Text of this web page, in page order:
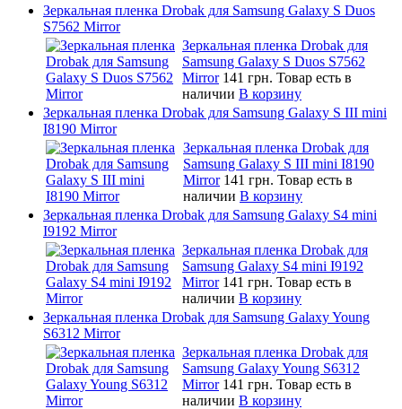
Зеркальная пленка Drobak для Samsung Galaxy S Duos
S7562 Mirror
Зеркальная пленка Drobak для
Samsung Galaxy S Duos S7562
Mirror 141 грн. Товар есть в
наличии В корзину
Зеркальная пленка Drobak для Samsung Galaxy S III mini
I8190 Mirror
Зеркальная пленка Drobak для
Samsung Galaxy S III mini I8190
Mirror 141 грн. Товар есть в
наличии В корзину
Зеркальная пленка Drobak для Samsung Galaxy S4 mini
I9192 Mirror
Зеркальная пленка Drobak для
Samsung Galaxy S4 mini I9192
Mirror 141 грн. Товар есть в
наличии В корзину
Зеркальная пленка Drobak для Samsung Galaxy Young
S6312 Mirror
Зеркальная пленка Drobak для
Samsung Galaxy Young S6312
Mirror 141 грн. Товар есть в
наличии В корзину